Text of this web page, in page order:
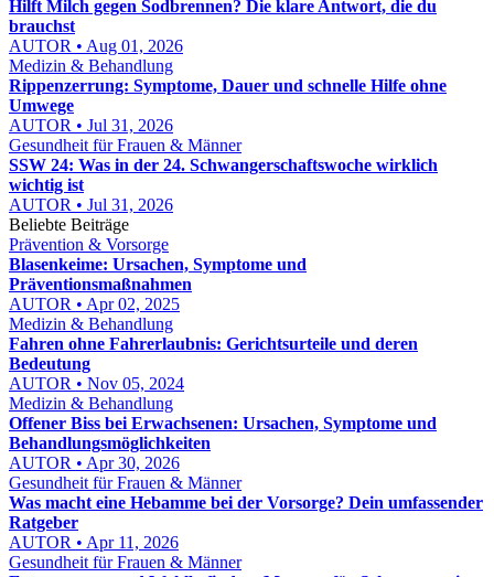
Hilft Milch gegen Sodbrennen? Die klare Antwort, die du
brauchst
AUTOR • Aug 01, 2026
Medizin & Behandlung
Rippenzerrung: Symptome, Dauer und schnelle Hilfe ohne
Umwege
AUTOR • Jul 31, 2026
Gesundheit für Frauen & Männer
SSW 24: Was in der 24. Schwangerschaftswoche wirklich
wichtig ist
AUTOR • Jul 31, 2026
Beliebte Beiträge
Prävention & Vorsorge
Blasenkeime: Ursachen, Symptome und
Präventionsmaßnahmen
AUTOR • Apr 02, 2025
Medizin & Behandlung
Fahren ohne Fahrerlaubnis: Gerichtsurteile und deren
Bedeutung
AUTOR • Nov 05, 2024
Medizin & Behandlung
Offener Biss bei Erwachsenen: Ursachen, Symptome und
Behandlungsmöglichkeiten
AUTOR • Apr 30, 2026
Gesundheit für Frauen & Männer
Was macht eine Hebamme bei der Vorsorge? Dein umfassender
Ratgeber
AUTOR • Apr 11, 2026
Gesundheit für Frauen & Männer